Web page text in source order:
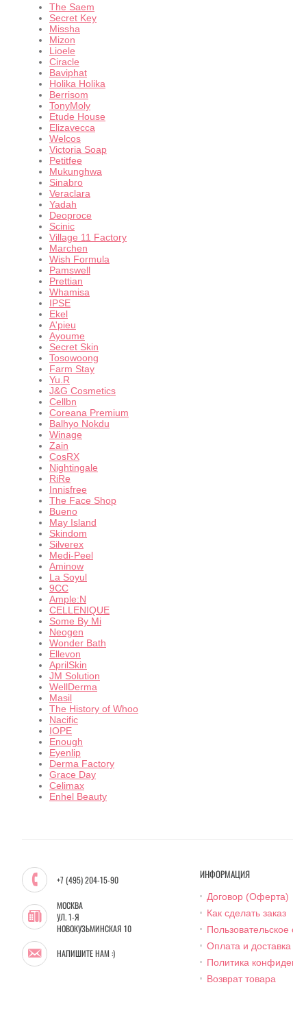
The Saem
Secret Key
Missha
Mizon
Lioele
Ciracle
Baviphat
Holika Holika
Berrisom
TonyMoly
Etude House
Elizavecca
Welcos
Victoria Soap
Petitfee
Mukunghwa
Sinabro
Veraclara
Yadah
Deoproce
Scinic
Village 11 Factory
Marchen
Wish Formula
Pamswell
Prettian
Whamisa
IPSE
Ekel
A'pieu
Ayoume
Secret Skin
Tosowoong
Farm Stay
Yu.R
J&G Cosmetics
Cellbn
Coreana Premium
Balhyo Nokdu
Winage
Zain
CosRX
Nightingale
RiRe
Innisfree
The Face Shop
Bueno
May Island
Skindom
Silverex
Medi-Peel
Aminow
La Soyul
9CC
Ample:N
CELLENIQUE
Some By Mi
Neogen
Wonder Bath
Ellevon
AprilSkin
JM Solution
WellDerma
Masil
The History of Whoo
Nacific
IOPE
Enough
Eyenlip
Derma Factory
Grace Day
Celimax
Enhel Beauty
+7 (495) 204-15-90
МОСКВА
УЛ. 1-Я
НОВОКУЗЬМИНСКАЯ 10
НАПИШИТЕ НАМ :)
ИНФОРМАЦИЯ
Договор (Оферта)
Как сделать заказ
Оплата и доставка
Политика
Возврат товара